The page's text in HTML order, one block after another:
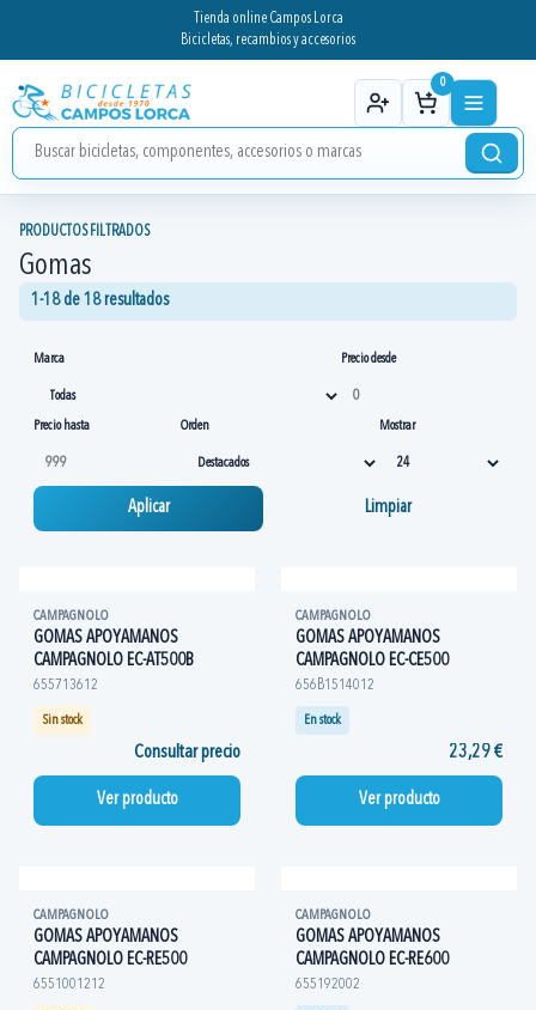
Tienda online Campos Lorca
Bicicletas, recambios y accesorios
0
PRODUCTOS FILTRADOS
Gomas
1-18 de 18 resultados
Marca Precio desde
Precio hasta Orden Mostrar
Aplicar Limpiar
CAMPAGNOLO
GOMAS APOYAMANOS
CAMPAGNOLO EC-AT500B
655713612
Sin stock
Consultar precio
Ver producto
CAMPAGNOLO
GOMAS APOYAMANOS
CAMPAGNOLO EC-CE500
656B1514012
En stock
23,29 €
Ver producto
CAMPAGNOLO
GOMAS APOYAMANOS
CAMPAGNOLO EC-RE500
6551001212
CAMPAGNOLO
GOMAS APOYAMANOS
CAMPAGNOLO EC-RE600
655192002